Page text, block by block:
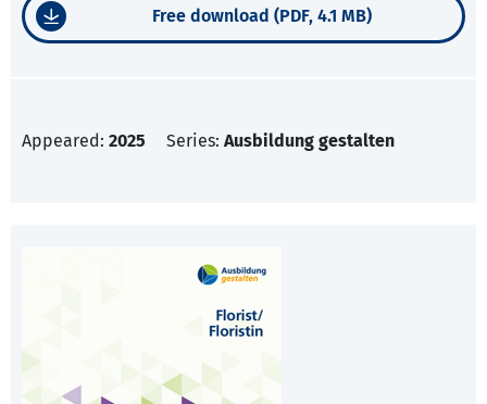
Free download (PDF, 4.1 MB)
Appeared: 2025 Series: Ausbildung gestalten